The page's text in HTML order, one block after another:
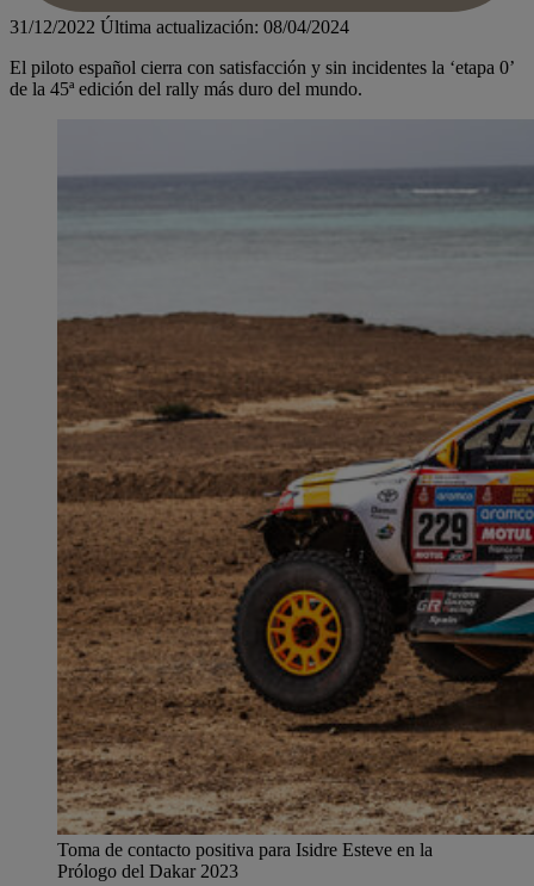
31/12/2022 Última actualización: 08/04/2024
El piloto español cierra con satisfacción y sin incidentes la ‘etapa 0’
de la 45ª edición del rally más duro del mundo.
Toma de contacto positiva para Isidre Esteve en la
Prólogo del Dakar 2023